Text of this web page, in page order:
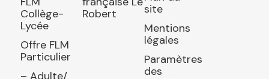
Collège-
Lycée
Offre FLM
Particulier
Robert
site
Mentions
légales
Paramètres
des